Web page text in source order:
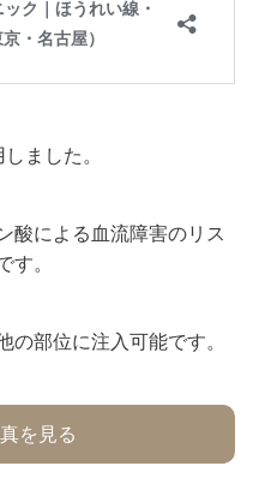
ました。
酸による血流障害のリス
す。
の部位に注入可能です。
を見る